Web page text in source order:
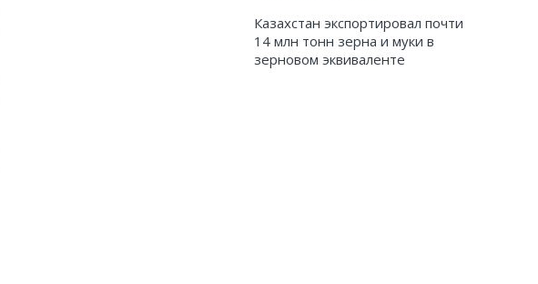
Казахстан экспортировал почти
14 млн тонн зерна и муки в
зерновом эквиваленте